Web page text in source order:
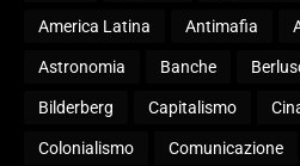
America Latina Antimafia
Astronomia Banche
Bilderberg Capitalismo
Colonialismo Comunicazione